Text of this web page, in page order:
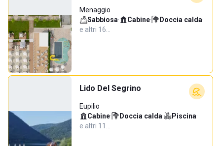
Menaggio
Sabbiosa· Cabine· Doccia calda·
e altri 16…
Lido Del Segrino
Eupilio
Cabine· Doccia calda· Piscina·
e altri 11…